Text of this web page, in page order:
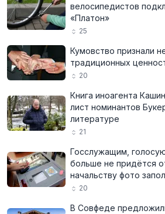
велосипедистов
«Платон»
25
Кумовство признали
традиционных
20
Книга иноагента
лист номинантов
литературе
21
Госслужащим,
больше не придётся
начальству фото
20
В Совфеде